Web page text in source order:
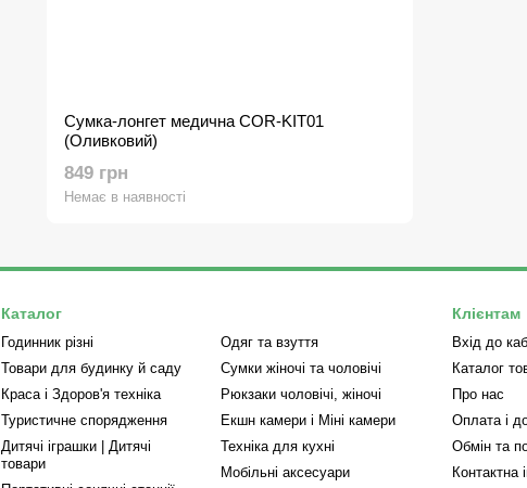
Сумка-лонгет медична COR-KIT01
(Оливковий)
849 грн
Немає в наявності
Каталог
Годинник різні
Товари для будинку й саду
Краса і Здоров'я техніка
Туристичне спорядження
Дитячі іграшки | Дитячі
товари
Одяг та взуття
Сумки жіночі та чоловічі
Рюкзаки чоловічі, жіночі
Екшн камери і Міні камери
Техніка для кухні
Мобільні аксесуари
Клієнтам
Вхід до
Каталог
Про нас
Оплата і
Обмін та
Контактна